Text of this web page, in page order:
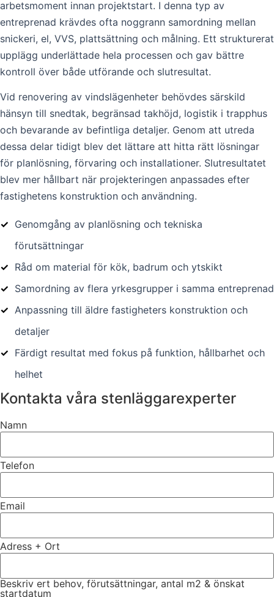
arbetsmoment innan projektstart. I denna typ av
entreprenad krävdes ofta noggrann samordning mellan
snickeri, el, VVS, plattsättning och målning. Ett strukturerat
upplägg underlättade hela processen och gav bättre
kontroll över både utförande och slutresultat.
Vid renovering av vindslägenheter behövdes särskild
hänsyn till snedtak, begränsad takhöjd, logistik i trapphus
och bevarande av befintliga detaljer. Genom att utreda
dessa delar tidigt blev det lättare att hitta rätt lösningar
för planlösning, förvaring och installationer. Slutresultatet
blev mer hållbart när projekteringen anpassades efter
fastighetens konstruktion och användning.
✓ Genomgång av planlösning och tekniska
förutsättningar
✓ Råd om material för kök, badrum och ytskikt
✓ Samordning av flera yrkesgrupper i samma entreprenad
✓ Anpassning till äldre fastigheters konstruktion och
detaljer
✓ Färdigt resultat med fokus på funktion, hållbarhet och
helhet
Kontakta våra stenläggarexperter
Namn
Telefon
Email
Adress + Ort
Beskriv ert behov, förutsättningar, antal m2 & önskat
startdatum